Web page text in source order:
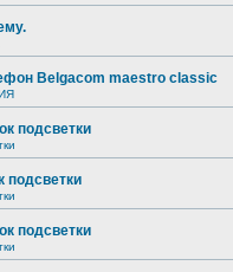
Belgacom maestro classic
подсветки
подсветки
подсветки